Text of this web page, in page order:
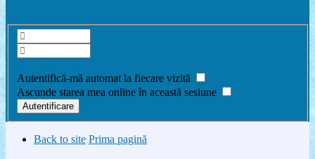
Autentifică-mă automat la fiecare vizită
Ascunde starea mea online în această sesiune
Back to site Prima pagină